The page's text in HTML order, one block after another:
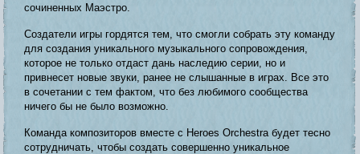
сочиненных Маэстро.
Создатели игры гордятся тем, что смогли собрать эту команду
для создания уникального музыкального сопровождения,
которое не только отдаст дань наследию серии, но и
привнесет новые звуки, ранее не слышанные в играх. Все это
в сочетании с тем фактом, что без любимого сообщества
ничего бы не было возможно.
Команда композиторов вместе с Heroes Orchestra будет тесно
сотрудничать, чтобы создать совершенно уникальное